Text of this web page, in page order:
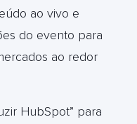
ao vivo e
do evento para
ao redor
HubSpot” para